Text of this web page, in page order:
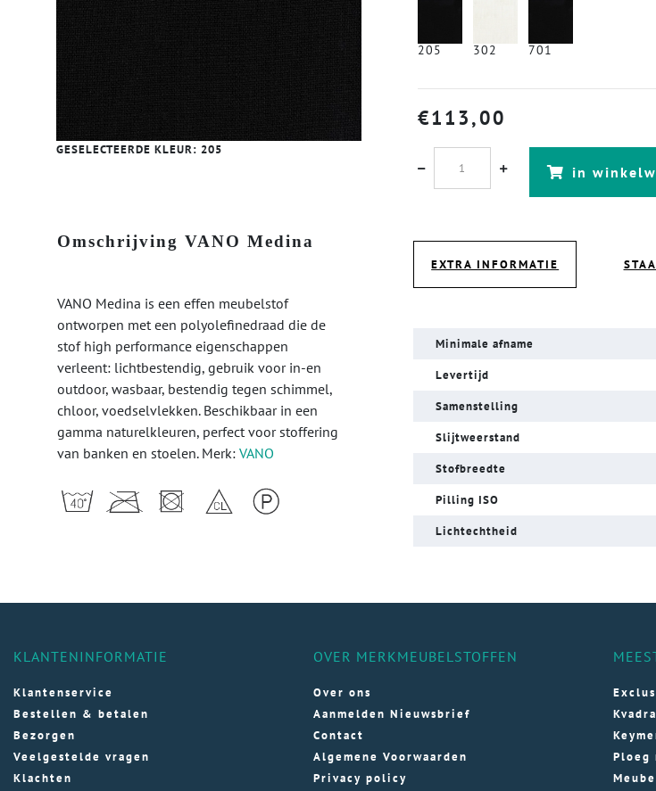
GESELECTEERDE KLEUR: 205
205 302 701
€113,00
in
Omschrijving VANO Medina
VANO Medina is een effen meubelstof
ontworpen met een polyolefinedraad die de
stof high performance eigenschappen
verleent: lichtbestendig, gebruik voor in-en
outdoor, wasbaar, bestendig tegen schimmel,
chloor, voedselvlekken. Beschikbaar in een
gamma naturelkleuren, perfect voor stoffering
van banken en stoelen. Merk: VANO
EXTRA INFORMATIE
Minimale afname
Levertijd
Samenstelling
Slijtweerstand
Stofbreedte
Pilling ISO
Lichtechtheid
KLANTENINFORMATIE
Klantenservice
Bestellen & betalen
Bezorgen
Veelgestelde vragen
Klachten
OVER MERKMEUBELSTOFFEN
Over ons
Aanmelden Nieuwsbrief
Contact
Algemene Voorwaarden
Privacy policy
Ploeg